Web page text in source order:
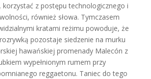
korzystać z postępu technologicznego i
również słowa. Tymczasem
kratami reżimu powoduje, że
pozostaje siedzenie na murku
hawańskiej promenady Malecón z
wypełnionym rumem przy
reggaetonu. Taniec do tego